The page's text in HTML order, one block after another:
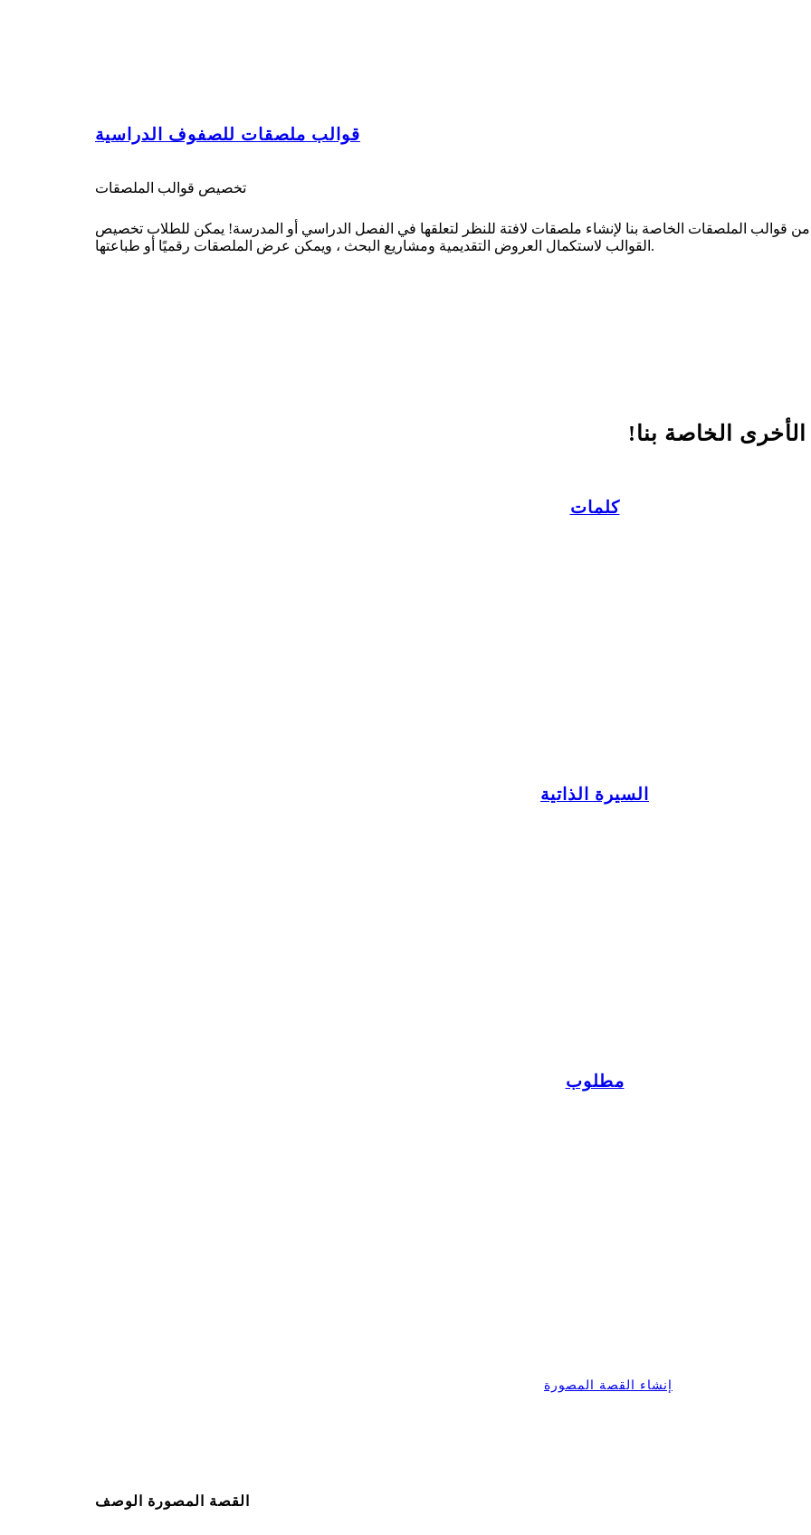
قوالب ملصقات للصفوف الدراسية
تخصيص قوالب الملصقات
قوالب الملصقات الخاصة بنا لإنشاء ملصقات لافتة للنظر لتعلقها في الفصل الدراسي أو المدرسة! يمكن للطلاب تخصيص
القوالب لاستكمال العروض التقديمية ومشاريع البحث ، ويمكن عرض الملصقات رقميًا أو طباعتها.
الخاصة بنا!
كلمات
السيرة الذاتية
مطلوب
إنشاء القصة المصورة
القصة المصورة الوصف